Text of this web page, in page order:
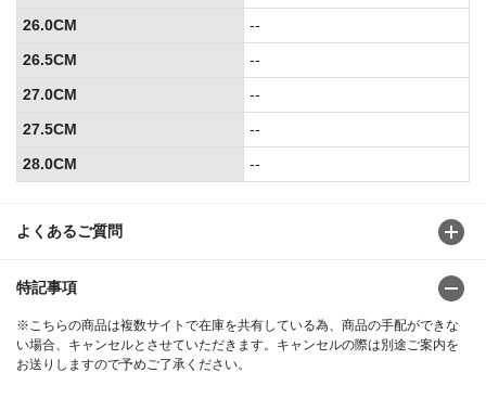
よくあるご質問
特記事項
※こちらの商品は複数サイトで在庫を共有している為、商品の手配ができな
い場合、キャンセルとさせていただきます。キャンセルの際は別途ご案内を
お送りしますので予めご了承ください。
26.0CM
--
26.5CM
--
27.0CM
--
27.5CM
--
28.0CM
--